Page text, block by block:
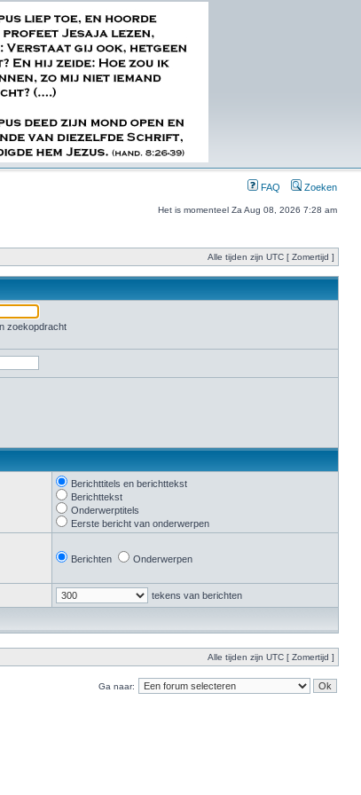
FAQ Zoeken
Het is momenteel Za Aug 08, 2026 7:28 am
Alle tijden zijn UTC [ Zomertijd ]
zoekopdracht
Berichttitels en berichttekst
Berichttekst
Onderwerptitels
Eerste bericht van onderwerpen
Berichten Onderwerpen
tekens van berichten
Alle tijden zijn UTC [ Zomertijd ]
Ga naar: